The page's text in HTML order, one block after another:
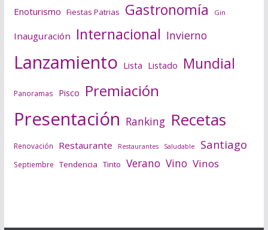
Enoturismo Fiestas Patrias Gastronomía Gin
Inauguración Internacional Invierno
Lanzamiento Lista Listado Mundial
Panoramas Pisco Premiación
Presentación Ranking Recetas
Renovación Restaurante Restaurantes Saludable Santiago
Septiembre Tendencia Tinto Verano Vino Vinos